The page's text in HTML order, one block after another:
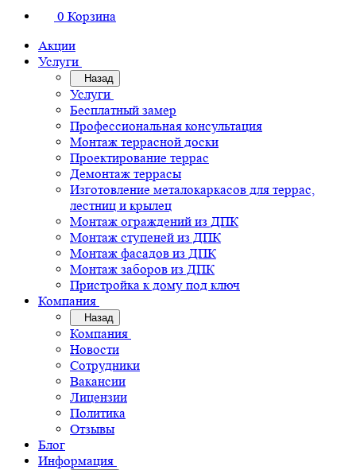
0 Корзина
Акции
Услуги
Назад
Услуги
Бесплатный замер
Профессиональная консультация
Монтаж террасной доски
Проектирование террас
Демонтаж террасы
Изготовление металокаркасов для террас,
лестниц и крылец
Монтаж ограждений из ДПК
Монтаж ступеней из ДПК
Монтаж фасадов из ДПК
Монтаж заборов из ДПК
Пристройка к дому под ключ
Компания
Назад
Компания
Новости
Сотрудники
Вакансии
Лицензии
Политика
Отзывы
Блог
Информация